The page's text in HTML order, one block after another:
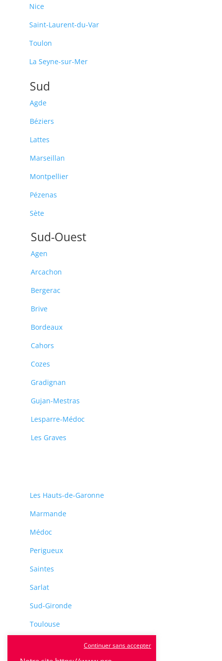
Nice
Saint-Laurent-du-Var
Toulon
La Seyne-sur-Mer
Sud
Agde
Béziers
Lattes
Marseillan
Montpellier
Pézenas
Sète
Sud-Ouest
Agen
Arcachon
Bergerac
Brive
Bordeaux
Cahors
Cozes
Gradignan
Gujan-Mestras
Lesparre-Médoc
Les Graves
Les Hauts-de-Garonne
Marmande
Médoc
Perigueux
Saintes
Sarlat
Sud-Gironde
Toulouse
Continuer sans accepter